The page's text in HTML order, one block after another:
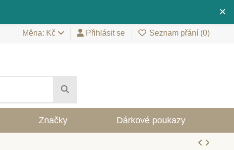
×
Měna: Kč Přihlásit se Seznam přání (0)
Značky Dárkové poukazy